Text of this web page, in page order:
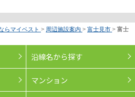
らマイベスト > 周辺施設案内 > 富士見市 > 富士
沿線名から探す
マンション